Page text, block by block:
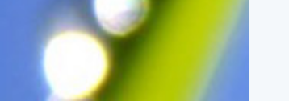
俗諺是這麼說的：「食福圓生
子生孫中狀元」，可見龍眼在
民間流傳的說法中是種有「福
氣」的水果喔！◎節氣生活在
這個節氣裡，最重要的節日就
是八月八日的父親節了。或許